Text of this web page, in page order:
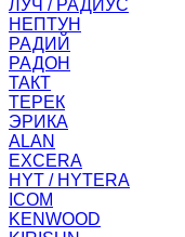
ЛУЧ / РАДИУС
НЕПТУН
РАДИЙ
РАДОН
ТАКТ
ТЕРЕК
ЭРИКА
ALAN
EXCERA
HYT / HYTERA
ICOM
KENWOOD